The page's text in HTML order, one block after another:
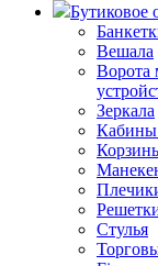
Бутиковое
Вешала
Ворота
Зеркала
Стулья